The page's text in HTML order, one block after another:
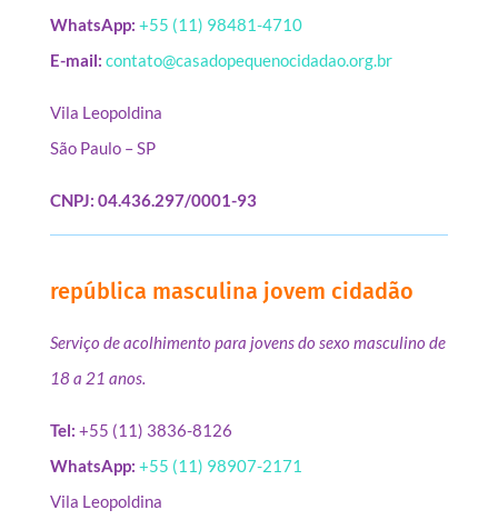
WhatsApp: +55 (11) 98481-4710
E-mail: contato@casadopequenocidadao.org.br
Vila Leopoldina
São Paulo – SP
CNPJ: 04.436.297/0001-93
república masculina jovem cidadão
Serviço de acolhimento para jovens do sexo masculino de
18 a 21 anos.
Tel: +55 (11) 3836-8126
WhatsApp: +55 (11) 98907-2171
Vila Leopoldina